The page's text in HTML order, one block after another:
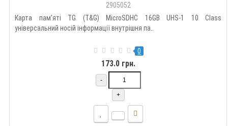
2905052
Карта пам'яті TG (T&G) MicroSDHC 16GB UHS-1 10 Class
універсальний носій інформації внутрішня па..
0
173.0 грн.
-
+